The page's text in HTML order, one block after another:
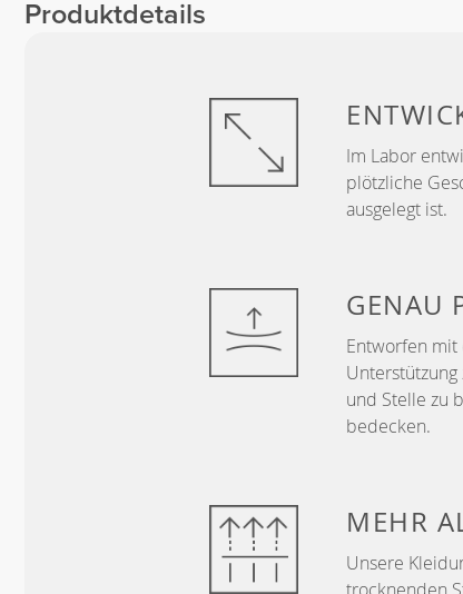
Produktdetails
Im Labor
plötzliche
ausgelegt ist.
GENAU
Entworfen mit
und Stelle zu
bedecken.
MEHR
Unsere